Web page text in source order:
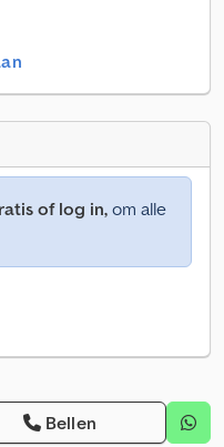
of log in, om alle
Bellen